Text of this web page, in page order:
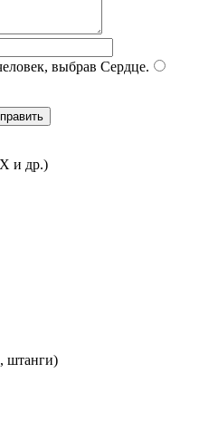
выбрав Сердце.
и др.)
штанги)